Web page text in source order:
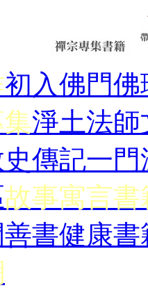
初入佛門佛
淨土法師
傳記一門
故事寓言書
善書健康書